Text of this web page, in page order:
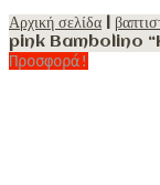
Αρχική σελίδα
pink Bambolino
Προσφορά!